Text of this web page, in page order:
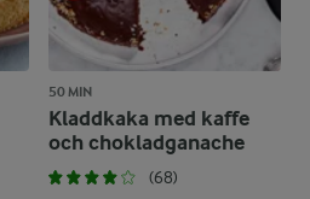
50 MIN
Kladdkaka med kaffe
och chokladganache
(68)